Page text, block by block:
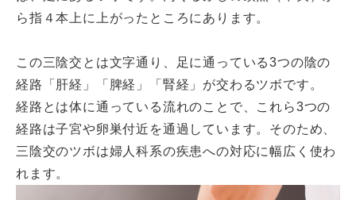
ら指４本上に上がったところにあります。
この三陰交とは文字通り、足に通っている3つの陰の
経路「肝経」「脾経」「腎経」が交わるツボです。
経路とは体に通っている流れのことで、これら3つの
経路は子宮や卵巣付近を通過しています。そのため、
三陰交のツボは婦人科系の疾患への対応に幅広く使わ
れます。